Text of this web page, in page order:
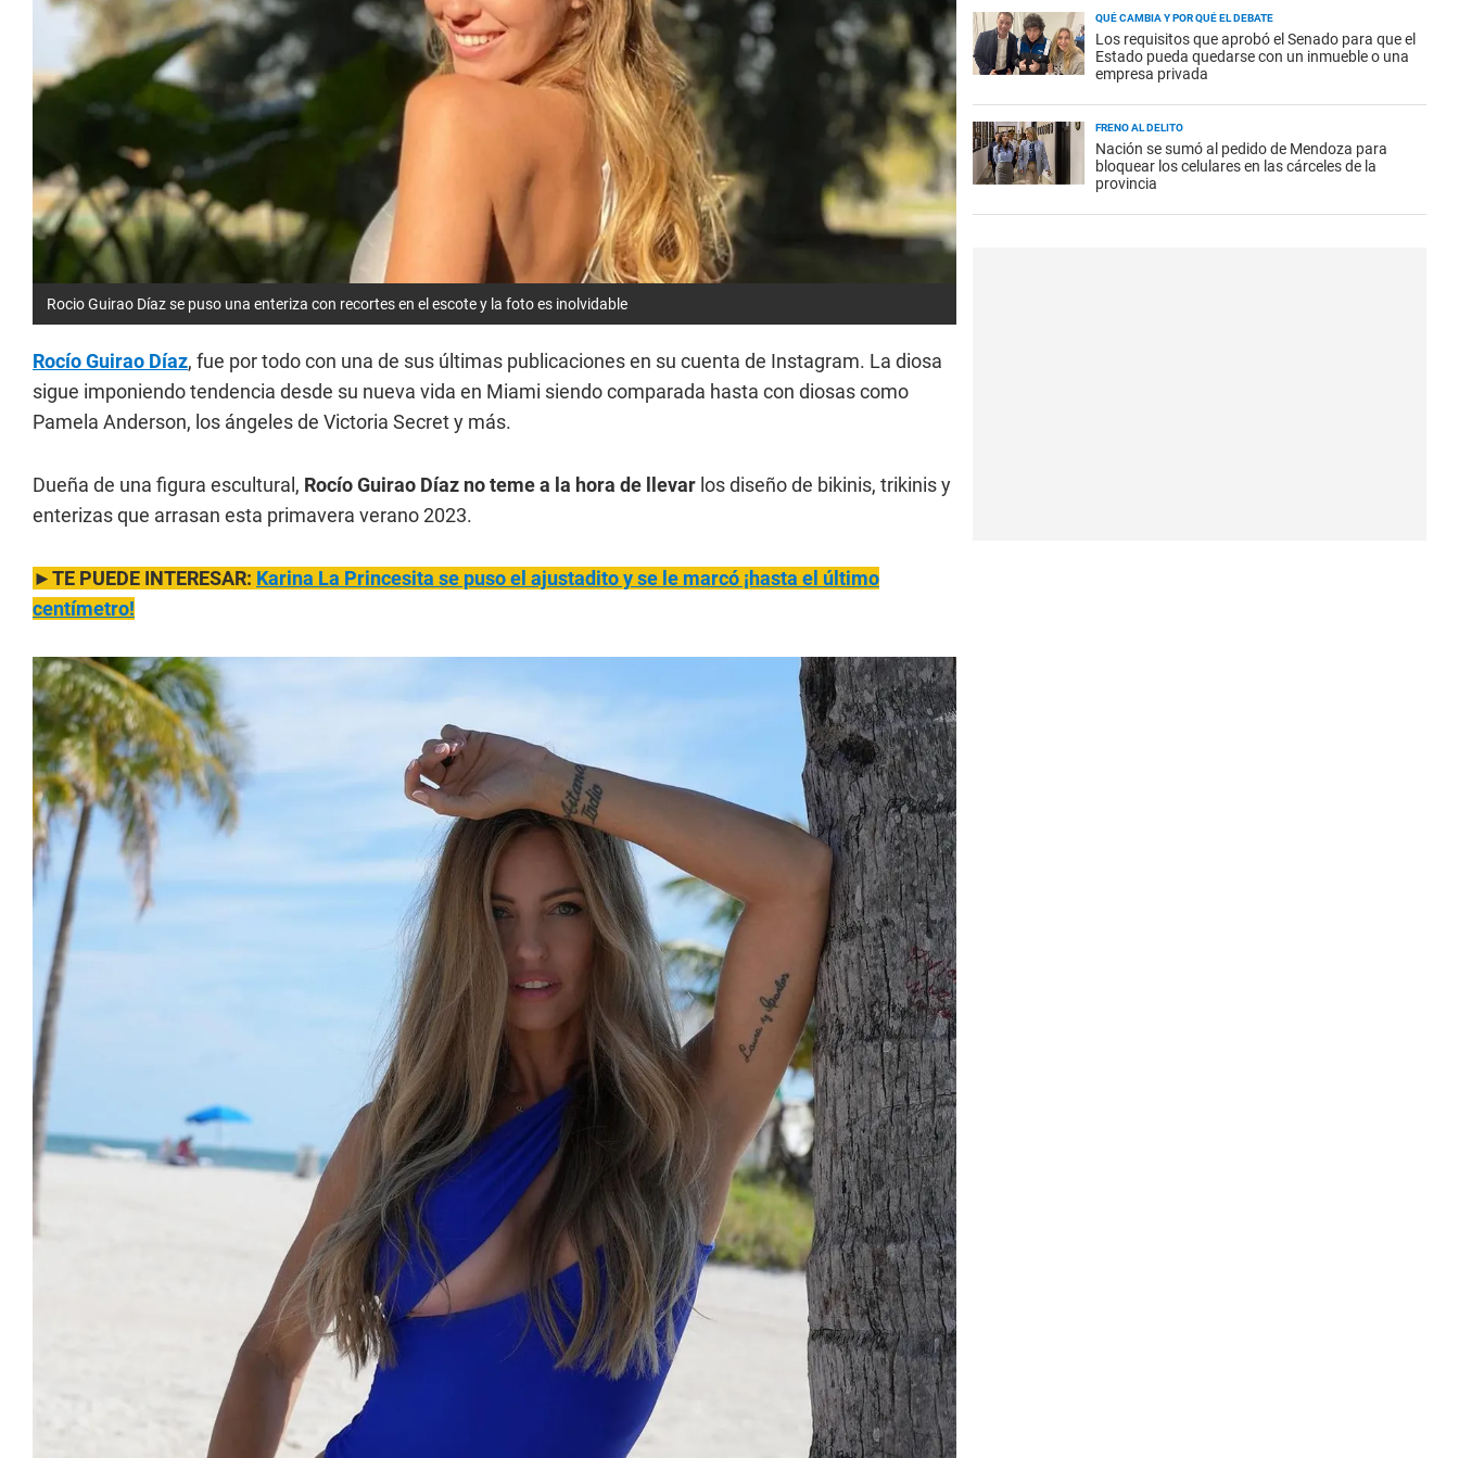
Rocio Guirao Díaz se puso una enteriza con recortes en el escote y la foto es inolvidable
Rocío Guirao Díaz, fue por todo con una de sus últimas publicaciones en su cuenta de Instagram. La diosa
sigue imponiendo tendencia desde su nueva vida en Miami siendo comparada hasta con diosas como
Pamela Anderson, los ángeles de Victoria Secret y más.
Dueña de una figura escultural, Rocío Guirao Díaz no teme a la hora de llevar los diseño de bikinis, trikinis y
enterizas que arrasan esta primavera verano 2023.
►TE PUEDE INTERESAR: Karina La Princesita se puso el ajustadito y se le marcó ¡hasta el último
centímetro!
QUÉ CAMBIA Y POR QUÉ EL DEBATE
Los requisitos que aprobó el Senado para que el
Estado pueda quedarse con un inmueble o una
empresa privada
FRENO AL DELITO
Nación se sumó al pedido de Mendoza para
bloquear los celulares en las cárceles de la
provincia